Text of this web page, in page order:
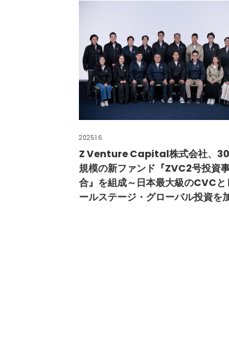
2025.1.6
Z Venture Capital株式会社、
規模の新ファンド『ZVC2号投資
合』を組成～日本最大級のCVCと
ールステージ・グローバル投資を